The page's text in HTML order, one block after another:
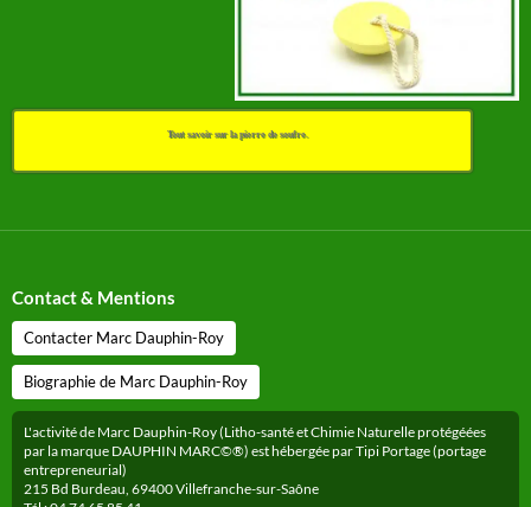
Tout savoir sur la pierre de soufre.
Contact & Mentions
Contacter Marc Dauphin-Roy
Biographie de Marc Dauphin-Roy
L'activité de Marc Dauphin-Roy (Litho-santé et Chimie Naturelle protégéées
par la marque DAUPHIN MARC©®) est hébergée par Tipi Portage (portage
entrepreneurial)
215 Bd Burdeau, 69400 Villefranche-sur-Saône